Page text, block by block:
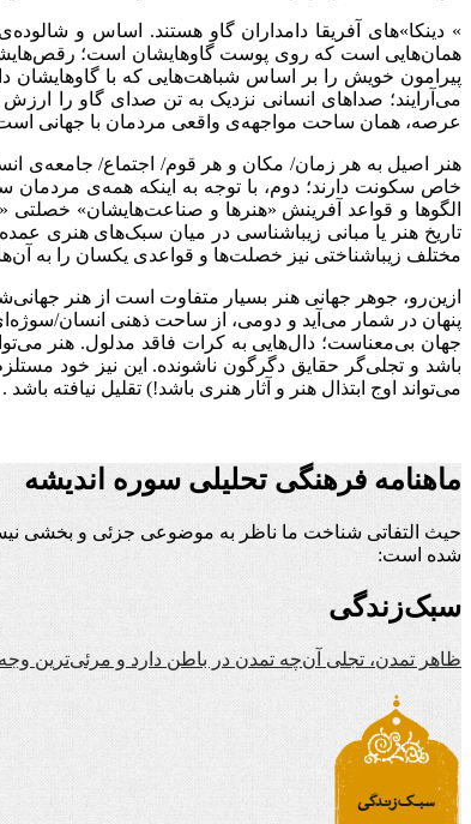
« دینکا»‌های آفریقا دامداران گاو هستند. اساس و
همان‌هایی است که روی پوست گاو‌هایشان است؛
پیرامون خویش را بر اساس شباهت‌هایی که با گاوهایشان
می‌آرایند؛ صداهای انسانی نزدیک به تن صدای گاو را
عرصه، همان ساحت مواجهه‌ی واقعی مردمان با جهانی است
هنر اصیل به هر زمان/ مکان و هر قوم/ اجتماع/ جامعه‌ی
خاص سکونت دارند؛ دوم، با توجه به اینکه همه‌ی
الگوها و قواعد آفرینش «هنرها و صناعت‌هایشان»
تاریخ هنر یا مبانی زیباشناسی در میان سبک‌های هنری
مختلف زیباشناختی نیز خصلت‌ها و قواعدی یکسان را به
ازین‌رو، جوهر جهانی هنر بسیار متفاوت است از هنر
پنهان در شمار می‌آید و دومی، از ساحت ذهنی انسان/
جهان بی‌معناست؛ دال‌هایی به کرات فاقد مدلول. هنر
باشد و تجلی‌گر حقایق دگرگون ناشونده. این نیز خود
می‌تواند اوج ابتذال هنر و آثار هنری باشد!) تقلیل نیافته باشد .
ماهنامه فرهنگی تحلیلی سوره اندیشه
حیث التفاتی شناخت ما ناظر به موضوعی جزئی و بخشی
شده است:
سبک‌زندگی
ظاهر تمدن، تجلی آن‌چه تمدن در باطن دارد و مرئی‌ترین